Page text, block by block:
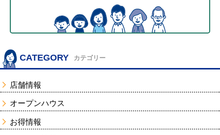
CATEGORY カテゴリー
店舗情報
オープンハウス
お得情報